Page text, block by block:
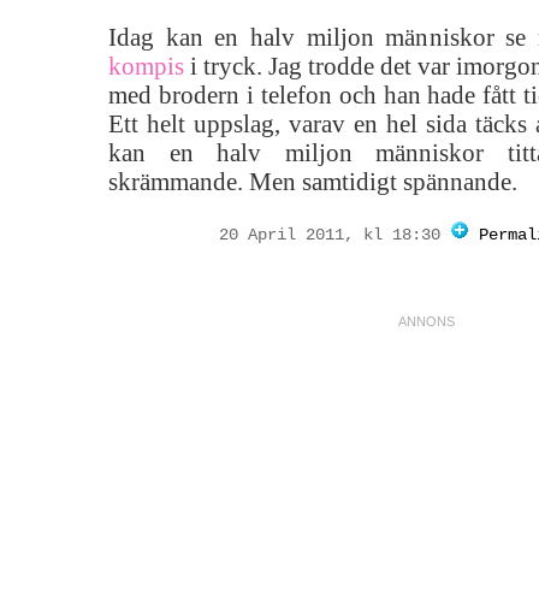
Idag kan en halv miljon människor
kompis i tryck. Jag trodde det var
med brodern i telefon och han hade fått
Ett helt uppslag, varav en hel sida
kan en halv miljon människor
skrämmande. Men samtidigt spännande.
20 April 2011, kl 18:30